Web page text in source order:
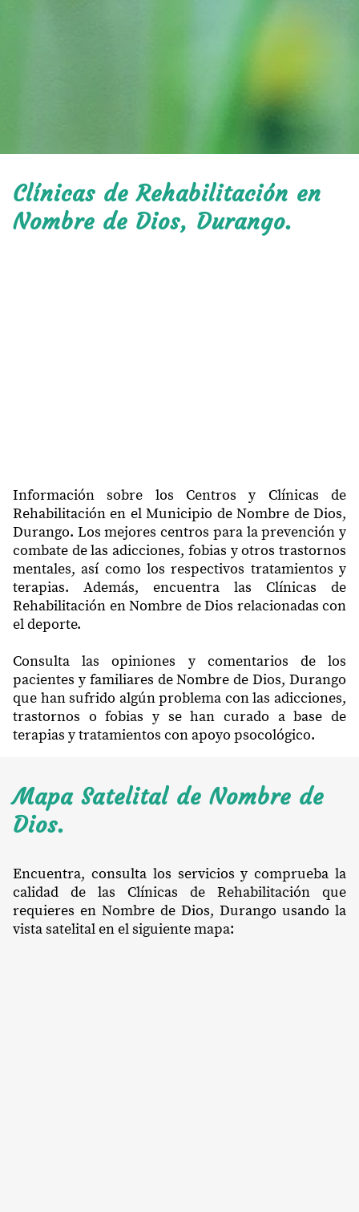
Clínicas de Rehabilitación en
Nombre de Dios, Durango.
Información sobre los Centros y Clínicas de
Rehabilitación en el Municipio de Nombre de Dios,
Durango. Los mejores centros para la prevención y
combate de las adicciones, fobias y otros trastornos
mentales, así como los respectivos tratamientos y
terapias. Además, encuentra las Clínicas de
Rehabilitación en Nombre de Dios relacionadas con
el deporte.
Consulta las opiniones y comentarios de los
pacientes y familiares de Nombre de Dios, Durango
que han sufrido algún problema con las adicciones,
trastornos o fobias y se han curado a base de
terapias y tratamientos con apoyo psocológico.
Mapa Satelital de Nombre de
Dios.
Encuentra, consulta los servicios y comprueba la
calidad de las Clínicas de Rehabilitación que
requieres en Nombre de Dios, Durango usando la
vista satelital en el siguiente mapa: